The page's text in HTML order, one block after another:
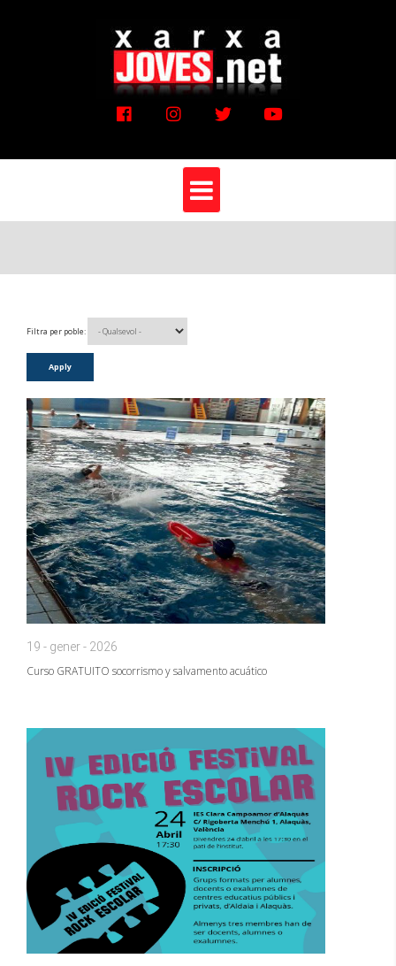
Filtra per poble:
19 - gener - 2026
Curso GRATUITO socorrismo y salvamento acuático